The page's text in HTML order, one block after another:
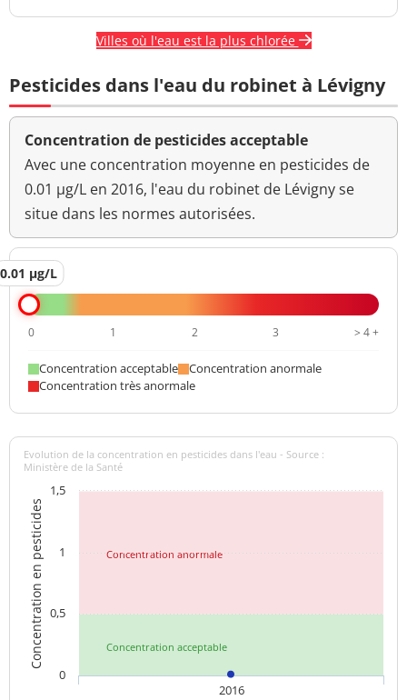
Villes où l'eau est la plus chlorée
Pesticides dans l'eau du robinet à Lévigny
Concentration de pesticides acceptable
Avec une concentration moyenne en pesticides de
0.01 µg/L en 2016, l'eau du robinet de Lévigny se
situe dans les normes autorisées.
0.01 µg/L
0 1 2 3 > 4 +
Concentration acceptable
Concentration anormale
Concentration très anormale
Concentration acceptable
Concentration anormale
Concentration en pesticides
Evolution de la concentration en pesticides dans l'eau - Source :
Ministère de la Santé
2016
0
0,5
1
1,5